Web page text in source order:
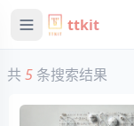
ttkit
共5 条搜索结果